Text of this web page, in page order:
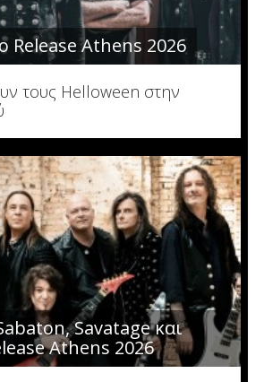
Release Athens 2026
τους Helloween στην
Savatage και
Athens 2026